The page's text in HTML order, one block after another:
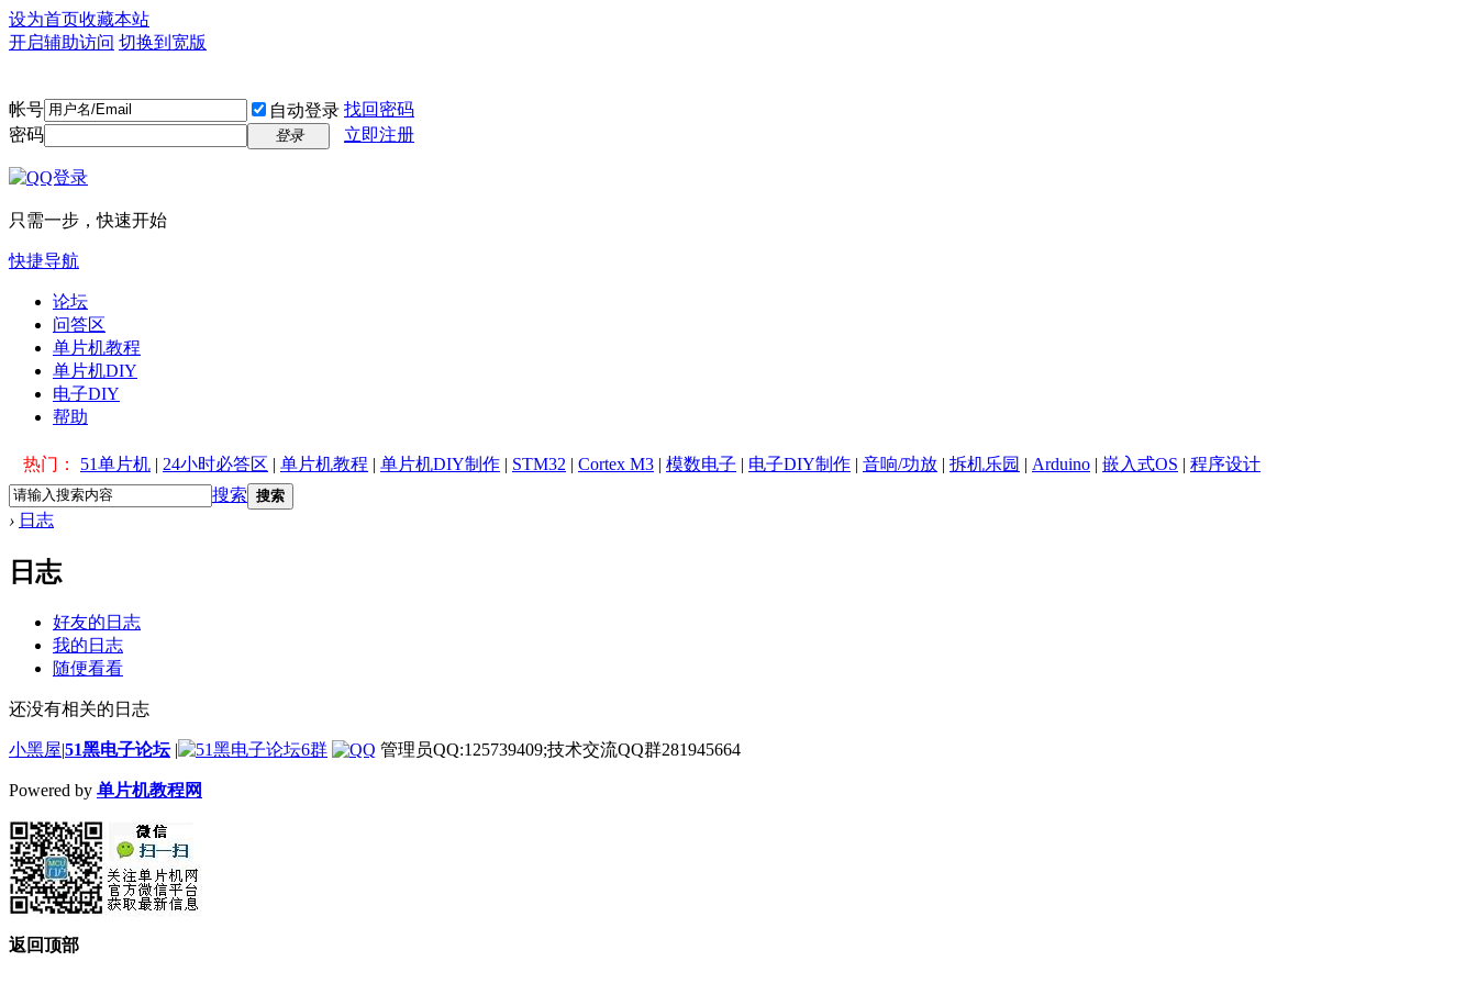
设为首页收藏本站
开启辅助访问 切换到宽版
帐号 自动登录 找回密码
密码
登录 立即注册
只需一步，快速开始
快捷导航
论坛
问答区
单片机教程
单片机DIY
电子DIY
帮助
热门： 51单片机 | 24小时必答区 | 单片机教程 | 单片机DIY制作 | STM32 | Cortex M3 | 模数电子 | 电子DIY制作 | 音响/功放 | 拆机乐园 | Arduino | 嵌入式OS | 程序设计
搜索 搜索
› 日志
日志
好友的日志
我的日志
随便看看
还没有相关的日志
小黑屋|51黑电子论坛 | 管理员QQ:125739409;技术交流QQ群281945664
Powered by 单片机教程网
返回顶部